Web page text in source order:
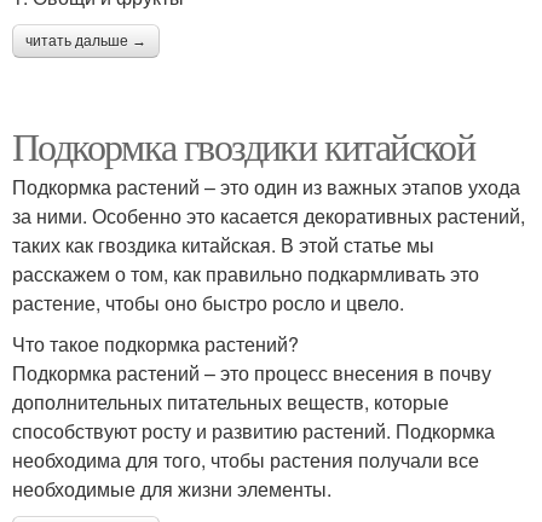
читать дальше →
Подкормка гвоздики китайской
Подкормка растений – это один из важных этапов ухода
за ними. Особенно это касается декоративных растений,
таких как гвоздика китайская. В этой статье мы
расскажем о том, как правильно подкармливать это
растение, чтобы оно быстро росло и цвело.
Что такое подкормка растений?
Подкормка растений – это процесс внесения в почву
дополнительных питательных веществ, которые
способствуют росту и развитию растений. Подкормка
необходима для того, чтобы растения получали все
необходимые для жизни элементы.